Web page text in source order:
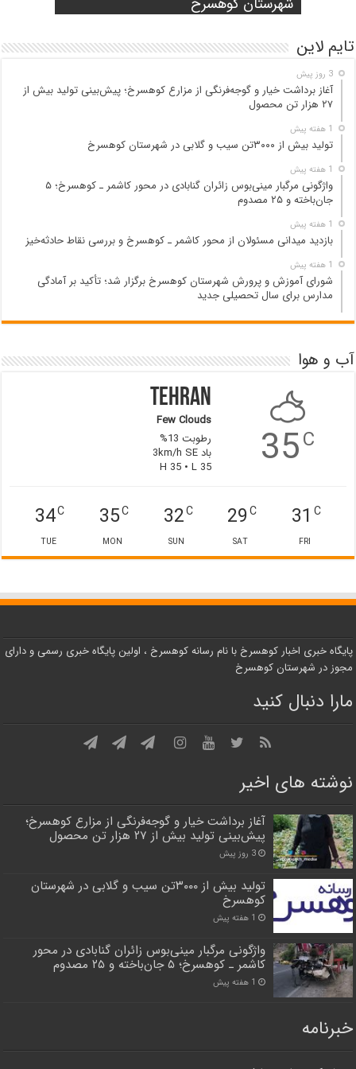
تایم لاین
3 روز پیش
آغاز برداشت خیار و گوجه‌فرنگی از مزارع کوهسرخ؛ پیش‌بینی تولید بیش از
۲۷ هزار تن محصول
1 هفته پیش
تولید بیش از ۳۰۰۰تن سیب و گلابی در شهرستان کوهسرخ
1 هفته پیش
واژگونی مرگبار مینی‌بوس زائران گنابادی در محور کاشمر ـ کوهسرخ؛ ۵
جان‌باخته و ۲۵ مصدوم
1 هفته پیش
بازدید میدانی مسئولان از محور کاشمر ـ کوهسرخ و بررسی نقاط حادثه‌خیز
1 هفته پیش
شورای آموزش و پرورش شهرستان کوهسرخ برگزار شد؛ تأکید بر آمادگی
مدارس برای سال تحصیلی جدید
آب و هوا
35C
Tehran
Few Clouds
رطوبت 13%
باد 3km/h SE
H 35 • L 35
31 C
FRI
29C
SAT
32C
SUN
35C
MON
34C
TUE
پایگاه خبری اخبار کوهسرخ با نام رسانه کوهسرخ ، اولین پایگاه خبری رسمی و دارای
مجوز در شهرستان کوهسرخ
مارا دنبال کنید
نوشته های اخیر
آغاز برداشت خیار و گوجه‌فرنگی از مزارع کوهسرخ؛
پیش‌بینی تولید بیش از ۲۷ هزار تن محصول
3 روز پیش
تولید بیش از ۳۰۰۰تن سیب و گلابی در شهرستان
کوهسرخ
1 هفته پیش
واژگونی مرگبار مینی‌بوس زائران گنابادی در محور
کاشمر ـ کوهسرخ؛ ۵ جان‌باخته و ۲۵ مصدوم
1 هفته پیش
خبرنامه